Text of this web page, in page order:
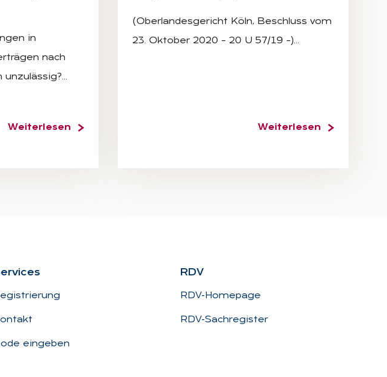
in
nach
unzulässig?…
Weiterlesen
(Oberlandesgericht Köln, Beschluss vom
23. Oktober 2020 – 20 U 57/19 –)…
Weiterlesen
eingeben
RDV
RDV-Homepage
RDV-Sachregister